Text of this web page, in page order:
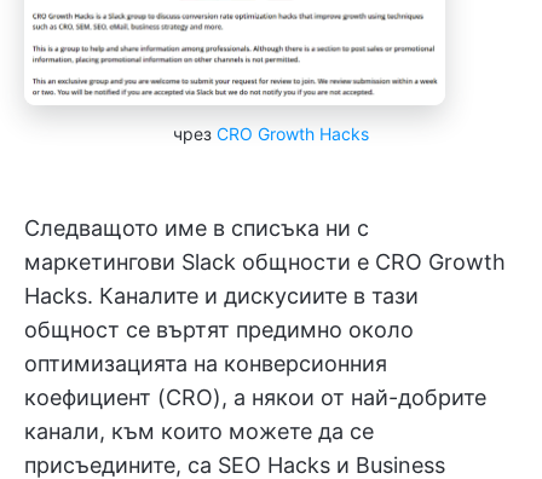
чрез CRO Growth Hacks
Следващото име в списъка ни с
маркетингови Slack общности е CRO Growth
Hacks. Каналите и дискусиите в тази
общност се въртят предимно около
оптимизацията на конверсионния
коефициент (CRO), а някои от най-добрите
канали, към които можете да се
присъедините, са SEO Hacks и Business